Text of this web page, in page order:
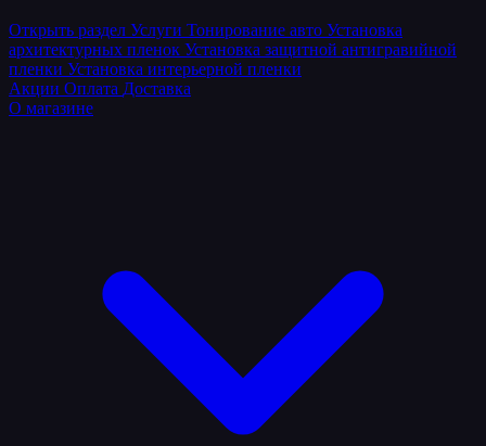
Открыть раздел Услуги Тонирование авто Установка
архитектурных пленок Установка защитной антигравийной
пленки Установка интерьерной пленки
Акции Оплата Доставка
О магазине